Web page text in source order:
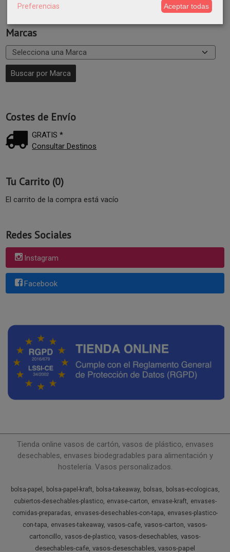
Marcas
Costes de Envío
GRATIS *
Consultar Destinos
Tu Carrito (0)
El carrito de la compra está vacío
Redes Sociales
Instagram
Facebook
Tienda online vasos de cartón, vasos de plástico, envases
desechables, envases biodegradables para alimentación y
hostelería. Vasos personalizados.
bolsa-papel bolsa-papel-kraft bolsa-takeaway bolsas
bolsas-ecologicas
cubiertos-desechables-plastico
envase-carton envase-kraft
envases-
comidas-preparadas
envases-desechables-con-tapa
envases-plastico-
con-tapa
envases-takeaway vasos-cafe vasos-carton vasos-
cartoncillo vasos-de-plastico vasos-desechables vasos-
desechables-cafe vasos-deseschables vasos-papel
Preferencias Aceptar todas